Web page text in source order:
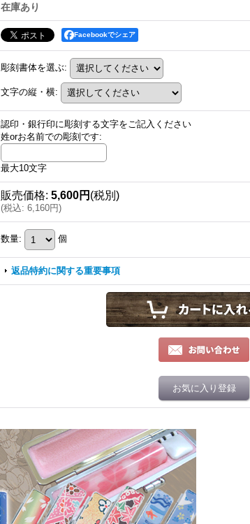
在庫あり
Facebookでシェア
彫刻書体を選ぶ:
文字の縦・横:
認印・銀行印に彫刻する文字をご記入ください
姓orお名前での彫刻です:
最大10文字
販売価格: 5,600円 (税別)
(税込: 6,160円)
数量: 個
返品特約に関する重要事項
お気に入り登録